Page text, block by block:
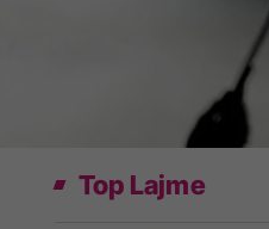
Top Lajme